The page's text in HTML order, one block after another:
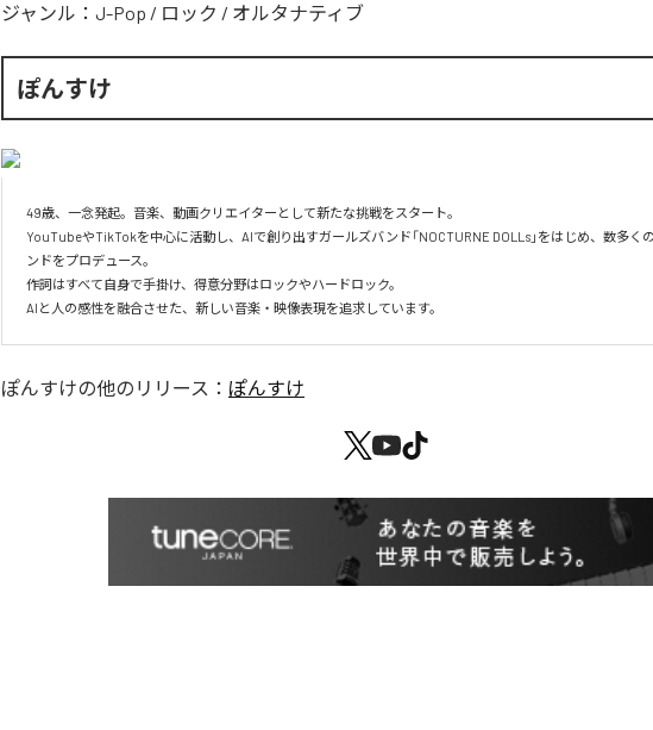
ジャンル： J-Pop / ロック / オルタナティブ
ぽんすけ
49歳、一念発起。音楽、動画クリエイターとして新たな挑戦をスタート。
YouTubeやTikTokを中心に活動し、AIで創り出すガールズバンド「NOCTURNE DOLLs」をはじめ、数多く
ンドをプロデュース。
作詞はすべて自身で手掛け、得意分野はロックやハードロック。
AIと人の感性を融合させた、新しい音楽・映像表現を追求しています。
ぽんすけの他のリリース： ぽんすけ